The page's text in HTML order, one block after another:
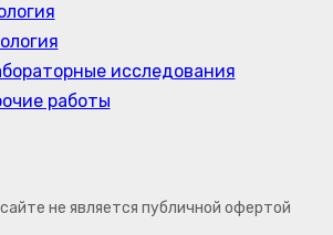
исследования
работы
не является публичной офертой